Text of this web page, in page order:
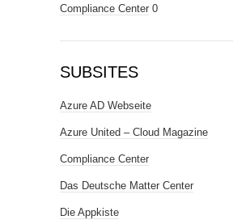
Compliance Center 0
SUBSITES
Azure AD Webseite
Azure United – Cloud Magazine
Compliance Center
Das Deutsche Matter Center
Die Appkiste